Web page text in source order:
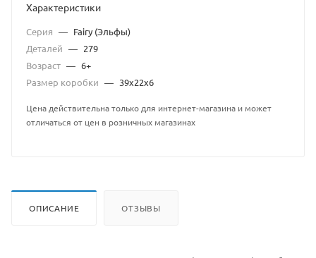
Характеристики
Серия — Fairy (Эльфы)
Деталей — 279
Возраст — 6+
Размер коробки — 39x22x6
Цена действительна только для интернет-магазина и может
отличаться от цен в розничных магазинах
ОПИСАНИЕ ОТЗЫВЫ